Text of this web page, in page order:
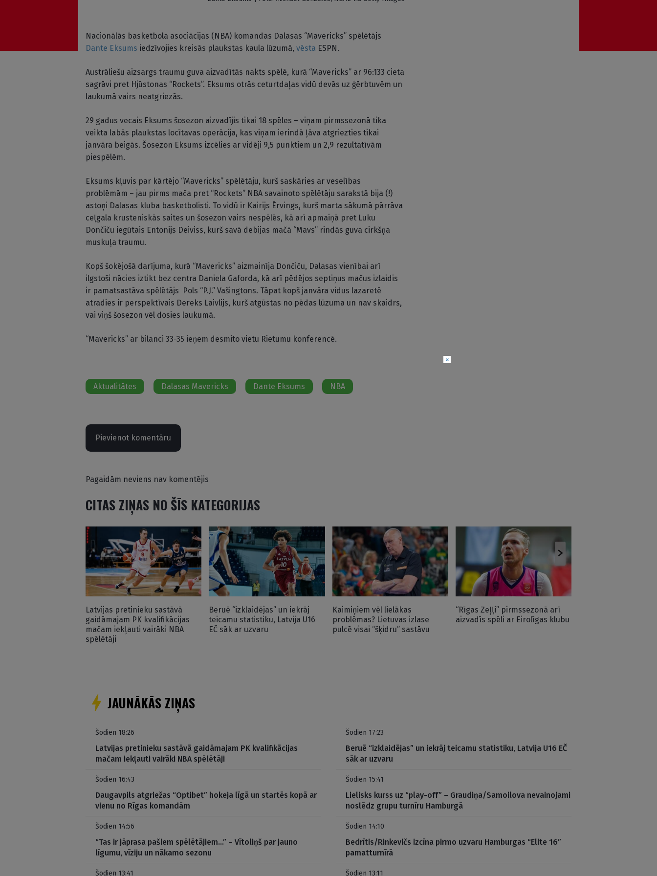
Nacionālās basketbola asociācijas (NBA) komandas Dalasas “Mavericks” spēlētājs
Dante Eksums iedzīvojies kreisās plaukstas kaula lūzumā, vēsta ESPN.
Austrāliešu aizsargs traumu guva aizvadītās nakts spēlē, kurā “Mavericks” ar 96:133 cieta
sagrāvi pret Hjūstonas “Rockets”. Eksums otrās ceturtdaļas vidū devās uz ģērbtuvēm un
laukumā vairs neatgriezās.
29 gadus vecais Eksums šosezon aizvadījis tikai 18 spēles – viņam pirmssezonā tika
veikta labās plaukstas locītavas operācija, kas viņam ierindā ļāva atgriezties tikai
janvāra beigās. Šosezon Eksums izcēlies ar vidēji 9,5 punktiem un 2,9 rezultatīvām
piespēlēm.
Eksums kļuvis par kārtējo “Mavericks” spēlētāju, kurš saskāries ar veselības
problēmām – jau pirms mača pret “Rockets” NBA savainoto spēlētāju sarakstā bija (!)
astoņi Dalasas kluba basketbolisti. To vidū ir Kairijs Ērvings, kurš marta sākumā pārrāva
ceļgala krusteniskās saites un šosezon vairs nespēlēs, kā arī apmaiņā pret Luku
Dončiču iegūtais Entonijs Deiviss, kurš savā debijas mačā “Mavs” rindās guva cirkšņa
muskuļa traumu.
Kopš šokējošā darījuma, kurā “Mavericks” aizmainīja Dončiču, Dalasas vienībai arī
ilgstoši nācies iztikt bez centra Daniela Gaforda, kā arī pēdējos septiņus mačus izlaidis
ir pamatsastāva spēlētājs Pols “P.J.” Vašingtons. Tāpat kopš janvāra vidus lazaretē
atradies ir perspektīvais Dereks Laivlijs, kurš atgūstas no pēdas lūzuma un nav skaidrs,
vai viņš šosezon vēl dosies laukumā.
“Mavericks” ar bilanci 33-35 ieņem desmito vietu Rietumu konferencē.
Aktualitātes Dalasas Mavericks Dante Eksums NBA
Pievienot komentāru
Pagaidām neviens nav komentējis
CITAS ZIŅAS NO ŠĪS KATEGORIJAS
Latvijas pretinieku sastāvā
gaidāmajam PK kvalifikācijas
mačam iekļauti vairāki NBA
spēlētāji
Beruē “izklaidējas” un iekrāj
teicamu statistiku, Latvija U16
EČ sāk ar uzvaru
Kaimiņiem vēl lielākas
problēmas? Lietuvas izlase
pulcē visai “šķidru” sastāvu
“Rīgas Zeļļi” pirmssezonā arī
aizvadīs spēli ar Eirolīgas klubu
JAUNĀKĀS ZIŅAS
Šodien 18:26
Latvijas pretinieku sastāvā gaidāmajam PK kvalifikācijas
mačam iekļauti vairāki NBA spēlētāji
Šodien 17:23
Beruē “izklaidējas” un iekrāj teicamu statistiku, Latvija U16 EČ
sāk ar uzvaru
Šodien 16:43
Daugavpils atgriežas “Optibet” hokeja līgā un startēs kopā ar
vienu no Rīgas komandām
Šodien 15:41
Lielisks kurss uz “play-off” – Graudiņa/Samoilova nevainojami
noslēdz grupu turnīru Hamburgā
Šodien 14:56
“Tas ir jāprasa pašiem spēlētājiem…” – Vītoliņš par jauno
līgumu, vīziju un nākamo sezonu
Šodien 14:10
Bedrītis/Rinkevičs izcīna pirmo uzvaru Hamburgas “Elite 16”
pamatturnīrā
Šodien 13:41 Šodien 13:11